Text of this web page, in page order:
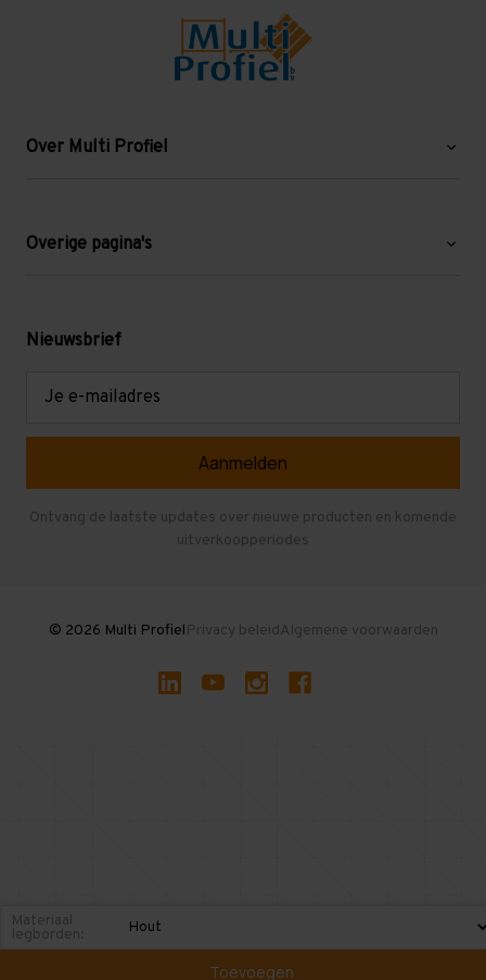
Over Multi Profiel
Blog
Levering en afhalen
Overige pagina's
Mezzanine
Gebruikte entresolvloeren
Nieuwsbrief
Ontvang de laatste updates over nieuwe producten en komende
uitverkoopperiodes
© 2026 Multi ProfielPrivacy beleidAlgemene voorwaarden
Materiaal
legborden:
Toevoegen